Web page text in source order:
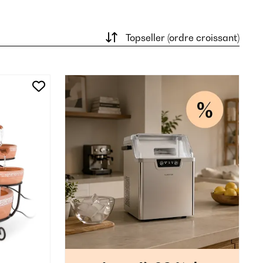
Topseller (ordre croissant)